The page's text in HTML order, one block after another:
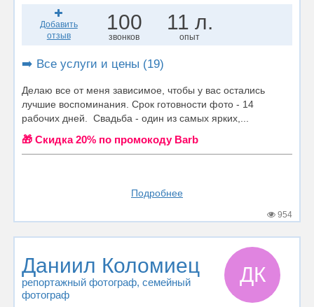
Добавить
отзыв
100
звонков
11 л.
опыт
➡️ Все услуги и цены (19)
Делаю все от меня зависимое, чтобы у вас остались
лучшие воспоминания. Срок готовности фото - 14
рабочих дней. Свадьба - один из самых ярких,...
🎁 Cкидка 20% по промокоду Barb
Подробнее
954
Даниил Коломиец
репортажный фотограф, семейный
фотограф
ДК